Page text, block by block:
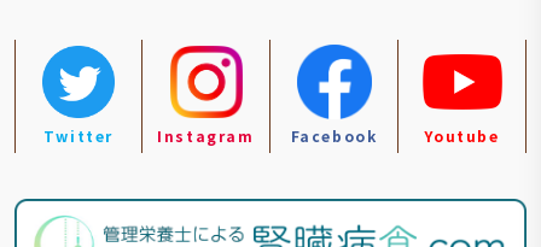
Twitter Instagram Facebook Youtube